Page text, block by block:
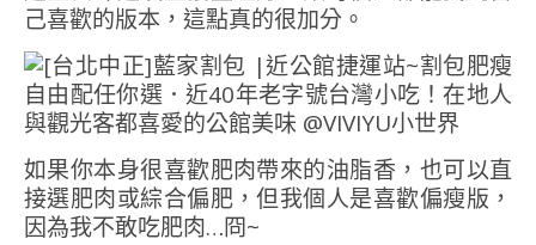
己喜歡的版本，這點真的很加分。
如果你本身很喜歡肥肉帶來的油脂香，也可以直
接選肥肉或綜合偏肥，但我個人是喜歡偏瘦版，
因為我不敢吃肥肉…冏~